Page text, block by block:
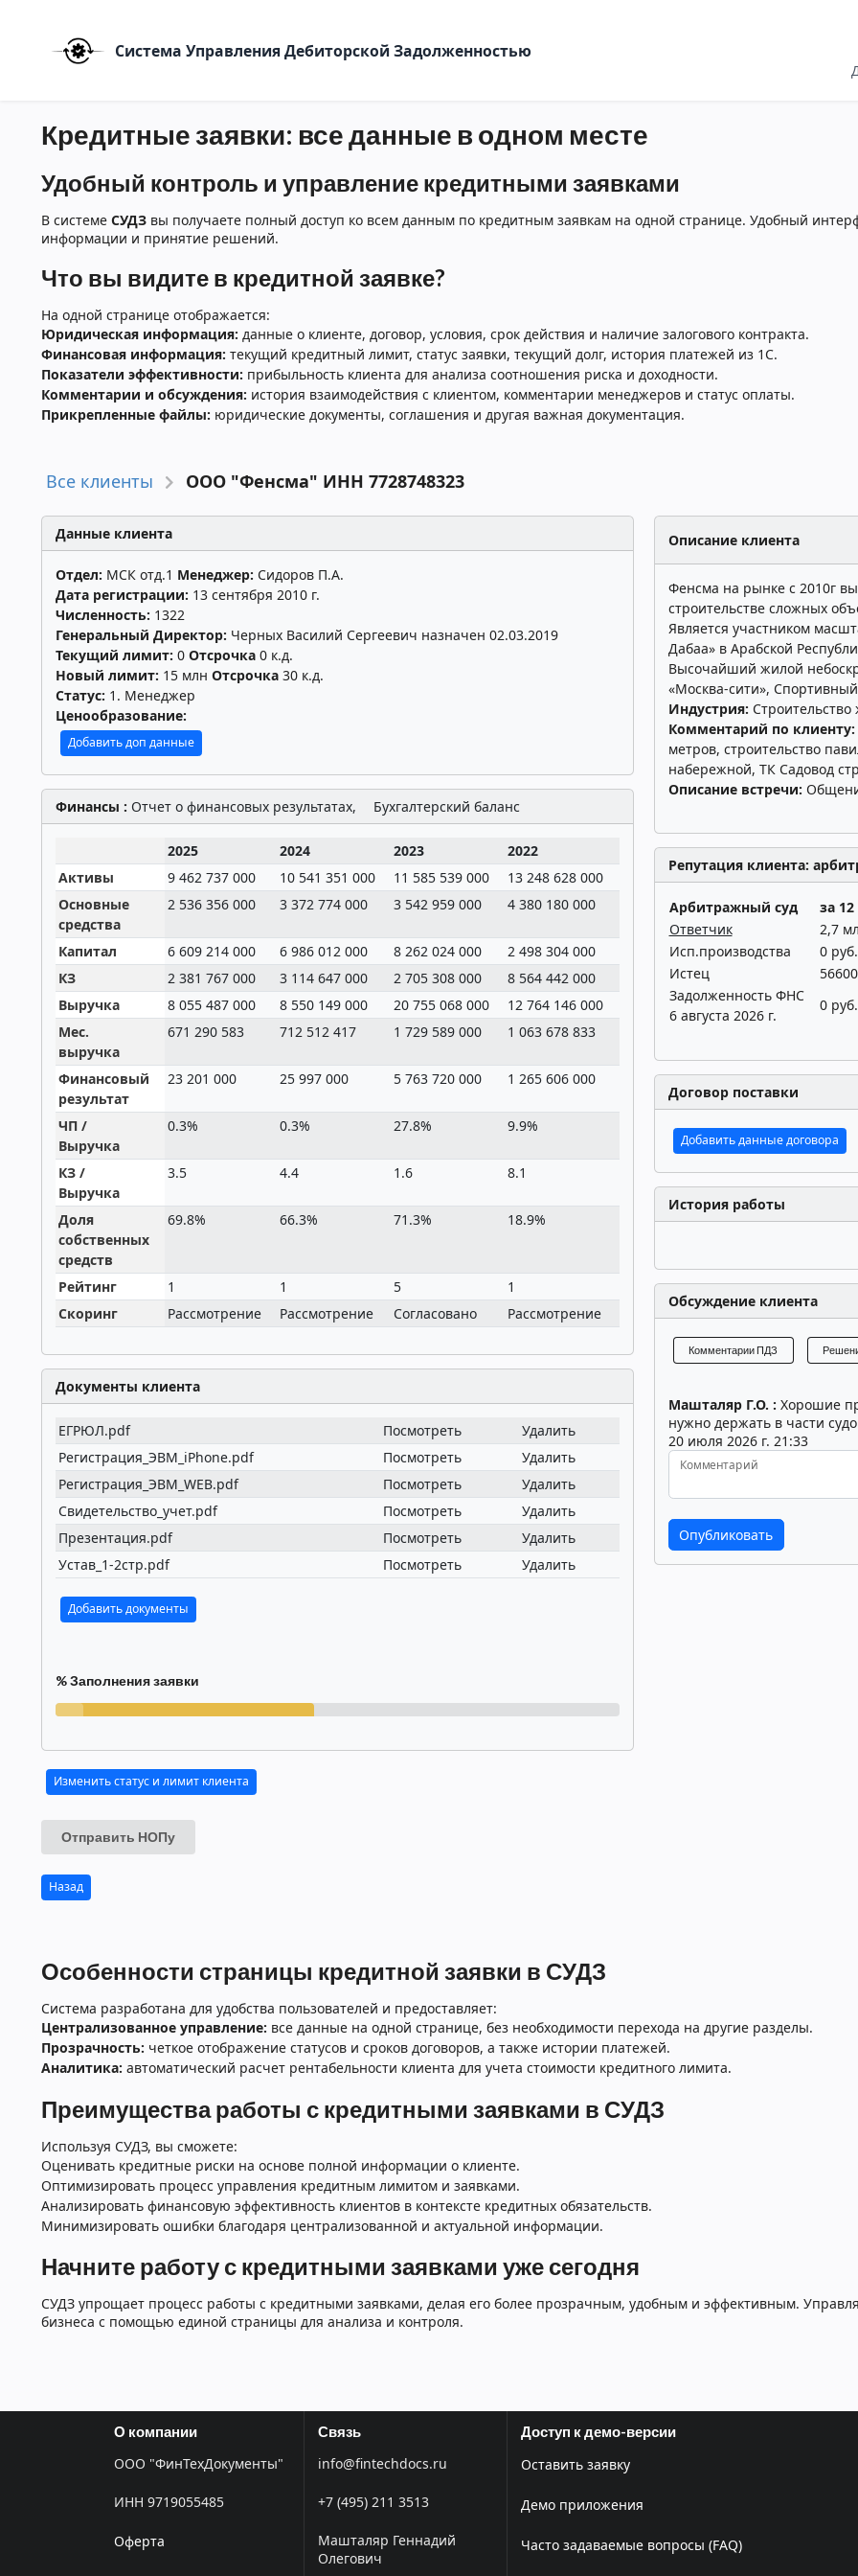
Система Управления Дебиторской Задолженностью
Кредитные заявки: все данные в одном месте
Удобный контроль и управление кредитными заявками
В системе СУДЗвы получаете полный доступ ко всем данным по кредитным заявкам на одной странице. Удобный
информации и принятие решений.
Что вы видите в кредитной заявке?
На одной странице отображается:
Юридическая информация: данные о клиенте, договор, условия, срок действия и наличие залогового контракта.
Финансовая информация: текущий кредитный лимит, статус заявки, текущий долг, история платежей из 1С.
Показатели эффективности: прибыльность клиента для анализа соотношения риска и доходности.
Комментарии и обсуждения: история взаимодействия с клиентом, комментарии менеджеров и статус оплаты.
Прикрепленные файлы: юридические документы, соглашения и другая важная документация.
Все клиенты ООО "Фенсма" ИНН 7728748323
Данные клиента
Отдел: МСК отд.1 Менеджер: Сидоров П.А.
Дата регистрации: 13 сентября 2010 г.
Численность: 1322
Генеральный Директор: Черных Василий Сергеевич назначен 02.03.2019
Текущий лимит: 0 Отсрочка0 к.д.
Новый лимит: 15 млн Отсрочка30 к.д.
Статус: 1. Менеджер
Ценообразование:
Добавить доп данные
Описание клиента
Фенсма на рынке с 2010г
строительстве сложных
Является участником
Дабаа» в Арабской
Высочайший жилой
«Москва-сити»,
Индустрия:
Комментарий по клиенту:
метров, строительство
набережной, ТК Садовод
Описание встречи:
Финансы : Отчет о финансовых результатах, Бухгалтерский баланс
2025 2024 2023 2022 2020
Активы
9 462 737 000 10 541 351 000 11 585 539 000 13 248 628 000 10 408 404 000 4 460 918 000
Основные
средства
2 536 356 000 3 372 774 000 3 542 959 000 4 380 180 000 3 227 956 000 703 151 000
Капитал 6 609 214 000 6 986 012 000 8 262 024 000 2 498 304 000 873 947 000 692 240 000
КЗ
2 381 767 000 3 114 647 000 2 705 308 000 8 564 442 000 6 074 533 000 3 244 613 000 2
Выручка
8 055 487 000 8 550 149 000 20 755 068 000 12 764 146 000 6 087 784 000 3 185 336 000 2
Мес.
выручка
671 290 583 712 512 417 1 729 589 000 1 063 678 833
Финансовый
результат
23 201 000 25 997 000 5 763 720 000 1 265 606 000 180 718 000 302 712 000
ЧП /
Выручка
0.3% 0.3% 27.8% 9.9% 9.5%
КЗ /
Выручка
3.5 4.4 1.6 8.1 12.2
Доля
собственных
средств
69.8% 66.3% 71.3% 18.9% 15.5%
Рейтинг 1 1 5 1 0 0
Скоринг
Рассмотрение Рассмотрение Согласовано Рассмотрение Рассмотрение
Репутация клиента:
Арбитражный суд за
Ответчик
2,7
Исп.производства
0
Истец
Задолженность ФНС
6 августа 2026 г.
0 руб.
Договор поставки
Добавить данные договора
История работы
Документы клиента
ЕГРЮЛ.pdf Посмотреть
Удалить
Регистрация_ЭВМ_iPhone.pdf
Посмотреть
Удалить
Регистрация_ЭВМ_WEB.pdf
Посмотреть
Удалить
Свидетельство_учет.pdf
Посмотреть
Удалить
Презентация.pdf
Посмотреть
Удалить
Устав_1-2стр.pdf
Посмотреть Удалить
Добавить документы
% Заполнения заявки
Изменить статус и лимит клиента
Отправить НОПу
Назад
Обсуждение клиента
Комментарии ПДЗ
Машталяр Г.О. : Хорошие
нужно держать в части
20 июля 2026 г. 21:33
Комментарий
Особенности страницы кредитной заявки в СУДЗ
Система разработана для удобства пользователей и предоставляет:
Централизованное управление: все данные на одной странице, без необходимости перехода на другие разделы.
Прозрачность: четкое отображение статусов и сроков договоров, а также истории платежей.
Аналитика: автоматический расчет рентабельности клиента для учета стоимости кредитного лимита.
Преимущества работы с кредитными заявками в СУДЗ
Используя СУДЗ, вы сможете:
Оценивать кредитные риски на основе полной информации о клиенте.
Оптимизировать процесс управления кредитным лимитом и заявками.
Анализировать финансовую эффективность клиентов в контексте кредитных обязательств.
Минимизировать ошибки благодаря централизованной и актуальной информации.
Начните работу с кредитными заявками уже сегодня
СУДЗ упрощает процесс работы с кредитными заявками, делая его более прозрачным, удобным и эффективным.
бизнеса с помощью единой страницы для анализа и контроля.
О компании
ООО "ФинТехДокументы"
ИНН 9719055485
Оферта
Связь
info@fintechdocs.ru
+7 (495) 211 3513
Машталяр Геннадий
Олегович
Доступ к демо-версии
Оставить заявку
Демо приложения
Часто задаваемые вопросы (FAQ)